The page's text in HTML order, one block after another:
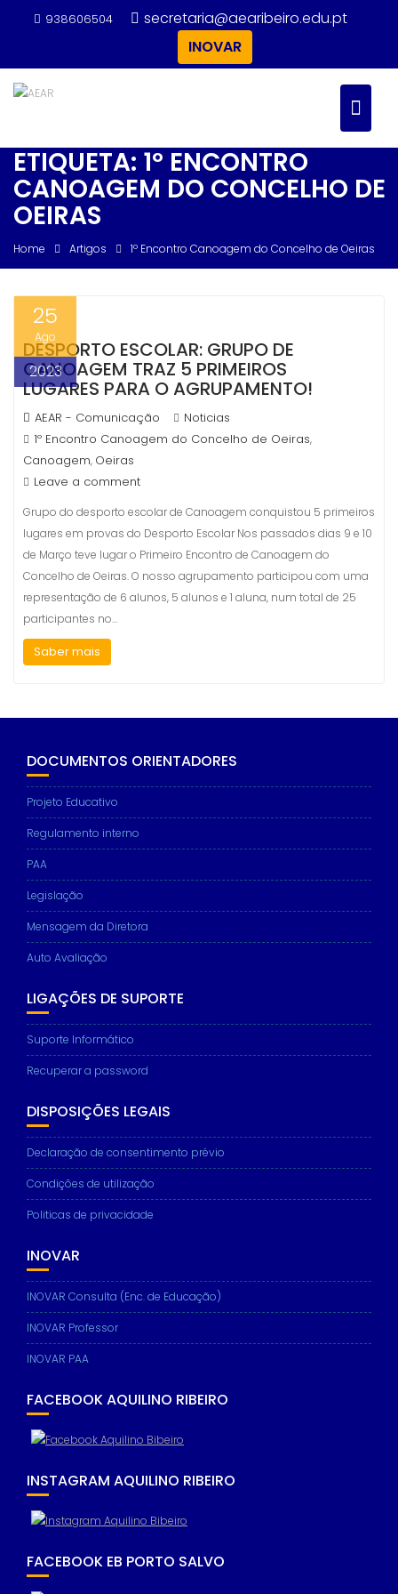
938606504
secretaria@aearibeiro.edu.pt
INOVAR
ETIQUETA: 1º ENCONTRO
CANOAGEM DO CONCELHO DE
OEIRAS
Home Artigos 1º Encontro Canoagem do Concelho de Oeiras
25
Ago
2023
DESPORTO ESCOLAR: GRUPO DE
CANOAGEM TRAZ 5 PRIMEIROS
LUGARES PARA O AGRUPAMENTO!
AEAR - Comunicação
Noticias
1º Encontro Canoagem do Concelho de Oeiras,
Canoagem, Oeiras
Leave a comment
Grupo do desporto escolar de Canoagem conquistou 5 primeiros
lugares em provas do Desporto Escolar Nos passados dias 9 e 10
de Março teve lugar o Primeiro Encontro de Canoagem do
Concelho de Oeiras. O nosso agrupamento participou com uma
representação de 6 alunos, 5 alunos e 1 aluna, num total de 25
participantes no…
Saber mais
DOCUMENTOS ORIENTADORES
Projeto Educativo
Regulamento interno
PAA
Legislação
Mensagem da Diretora
Auto Avaliação
LIGAÇÕES DE SUPORTE
Suporte Informático
Recuperar a password
DISPOSIÇÕES LEGAIS
Declaração de consentimento prévio
Condições de utilização
Politicas de privacidade
INOVAR
INOVAR Consulta (Enc. de Educação)
INOVAR Professor
INOVAR PAA
FACEBOOK AQUILINO RIBEIRO
INSTAGRAM AQUILINO RIBEIRO
FACEBOOK EB PORTO SALVO